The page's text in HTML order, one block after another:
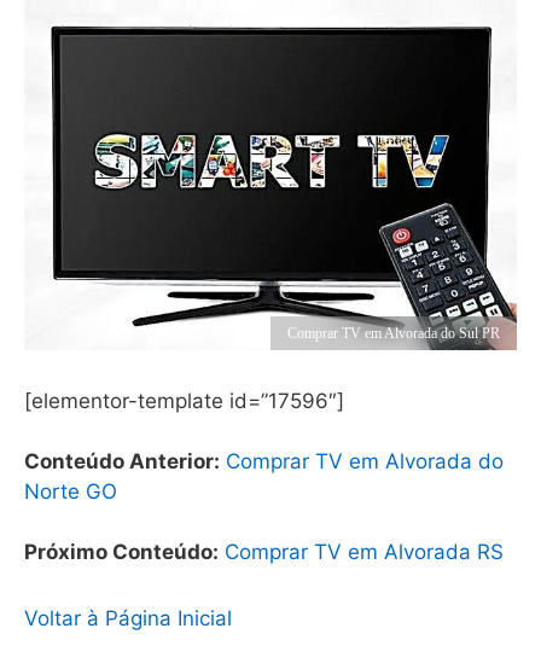
Comprar TV em Alvorada do Sul PR
[elementor-template id=”17596″]
Conteúdo Anterior: Comprar TV em Alvorada do
Norte GO
Próximo Conteúdo: Comprar TV em Alvorada RS
Voltar à Página Inicial